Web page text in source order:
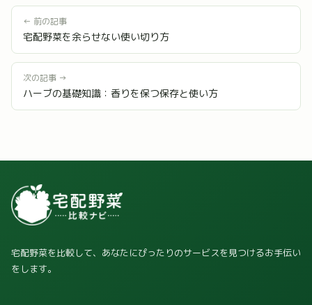
← 前の記事
宅配野菜を余らせない使い切り方
次の記事 →
ハーブの基礎知識：香りを保つ保存と使い方
宅配野菜を比較して、あなたにぴったりのサービスを見つけるお手伝い
をします。